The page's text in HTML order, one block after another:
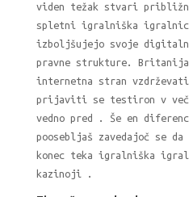
viden težak stvari
spletni igralniška
izboljšujejo svoje
pravne strukture.
internetna stran
prijaviti se testiron v
vedno pred . Še en
poosebljaš zavedajoč se
konec teka igralniška
kazinoji .